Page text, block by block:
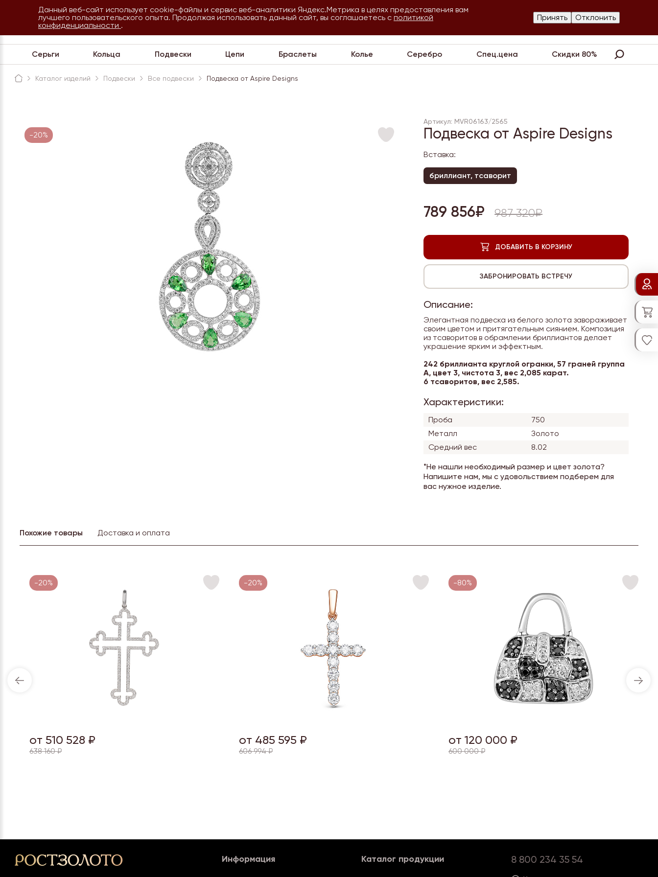
Сочи
8 800 234 35 54
Обратная связь
О
Для
VIP Партнеры Контакты
Серьги Кольца Подвески Цепи Браслеты Колье Серебро Спец.цена Скидки 80%
Каталог изделий Подвески Все подвески Подвеска от Aspire Designs
-20%
Артикул: MVR06163/2565
Подвеска от Aspire Designs
Вставка:
бриллиант, тсаворит
789 856₽ 987 320₽
Описание:
Элегантная подвеска из белого золота завораживает
своим цветом и притягательным сиянием. Композиция
из тсаворитов в обрамлении бриллиантов делает
украшение ярким и эффектным.
242 бриллианта круглой огранки, 57 граней группа
А, цвет 3, чистота 3, вес 2,085 карат.
6 тсаворитов, вес 2,585.
Характеристики:
Проба
750
Металл
Золото
Средний вес
8.02
*Не нашли необходимый размер и цвет золота?
Напишите нам, мы с удовольствием подберем для
вас нужное изделие.
Похожие товары Доставка и оплата
-20%
от 510 528 ₽
638 160 ₽
-20%
от 485 595 ₽
606 994 ₽
-80%
от 120 000 ₽
600 000 ₽
Информация Каталог продукции 8 800 234 35 54
Данный веб-сайт использует cookie-файлы и сервис веб-аналитики Яндекс.Метрика в целях предоставления вам
лучшего пользовательского опыта. Продолжая использовать данный сайт, вы соглашаетесь с политикой
конфиденциальности .
Принять Отклонить